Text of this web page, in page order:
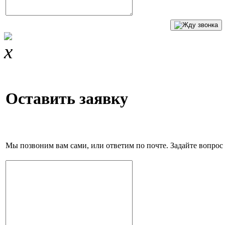
Оставить заявку
Мы позвоним вам сами, или ответим по почте. Задайте